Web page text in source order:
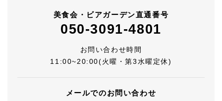
美食会・ビアガーデン直通番号
050-3091-4801
お問い合わせ時間
11:00~20:00(火曜・第3水曜定休)
メールでのお問い合わせ